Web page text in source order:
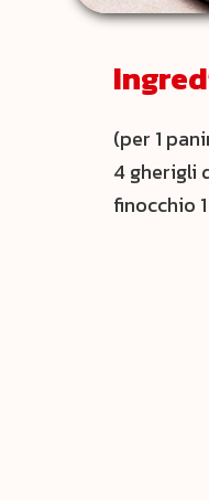
(per 1
4 gherigli
finocchio